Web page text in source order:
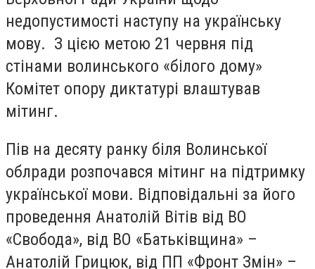
недопустимості наступу на українську
мову. З цією метою 21 червня під
стінами волинського «білого дому»
Комітет опору диктатурі влаштував
мітинг.
Пів на десяту ранку біля Волинської
облради розпочався мітинг на підтримку
української мови. Відповідальні за його
проведення Анатолій Вітів від ВО
«Свобода», від ВО «Батьківщина» –
Анатолій Грицюк, від ПП «Фронт Змін» –